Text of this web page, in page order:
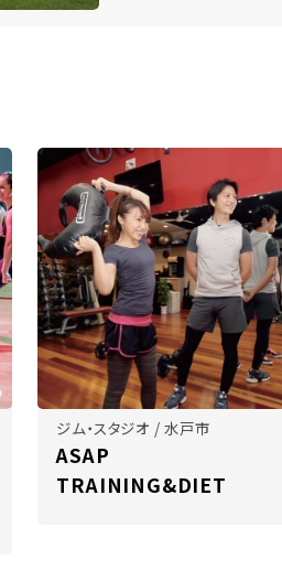
ジム・スタジオ / 水戸市
ASAP
TRAINING&DIET